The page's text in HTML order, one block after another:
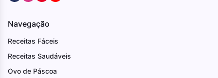
Navegação
Receitas Fáceis
Receitas Saudáveis
Ovo de Páscoa